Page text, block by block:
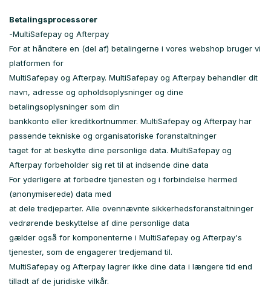
Betalingsprocessorer
-MultiSafepay og Afterpay
For at håndtere en (del af) betalingerne i vores webshop bruger vi
platformen for
MultiSafepay og Afterpay. MultiSafepay og Afterpay behandler dit
navn, adresse og opholdsoplysninger og dine
betalingsoplysninger som din
bankkonto eller kreditkortnummer. MultiSafepay og Afterpay har
passende tekniske og organisatoriske foranstaltninger
taget for at beskytte dine personlige data. MultiSafepay og
Afterpay forbeholder sig ret til at indsende dine data
For yderligere at forbedre tjenesten og i forbindelse hermed
(anonymiserede) data med
at dele tredjeparter. Alle ovennævnte sikkerhedsforanstaltninger
vedrørende beskyttelse af dine personlige data
gælder også for komponenterne i MultiSafepay og Afterpay's
tjenester, som de engagerer tredjemand til.
MultiSafepay og Afterpay lagrer ikke dine data i længere tid end
tilladt af de juridiske vilkår.